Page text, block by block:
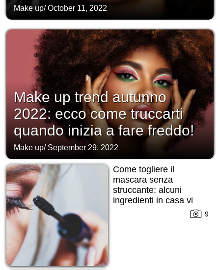
Make up/October 11, 2022
Make up trend autunno
2022: ecco come truccarti
quando inizia a fare freddo!
Make up/ September 29, 2022
Come togliere il
mascara senza
struccante: alcuni
ingredienti in casa vi
9